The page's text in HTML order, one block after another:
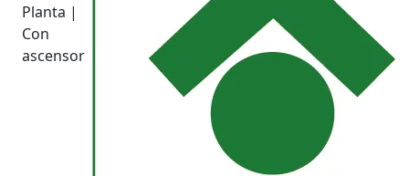
Planta |
Con
ascensor